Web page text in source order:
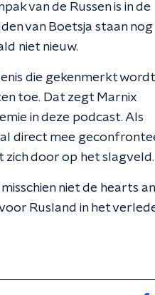
van de Russen is in de
van Boetsja staan nog
niet nieuw.
die gekenmerkt wordt
toe. Dat zegt Marnix
in deze podcast. Als
direct mee
door op het slagveld.
niet de hearts
Rusland in het